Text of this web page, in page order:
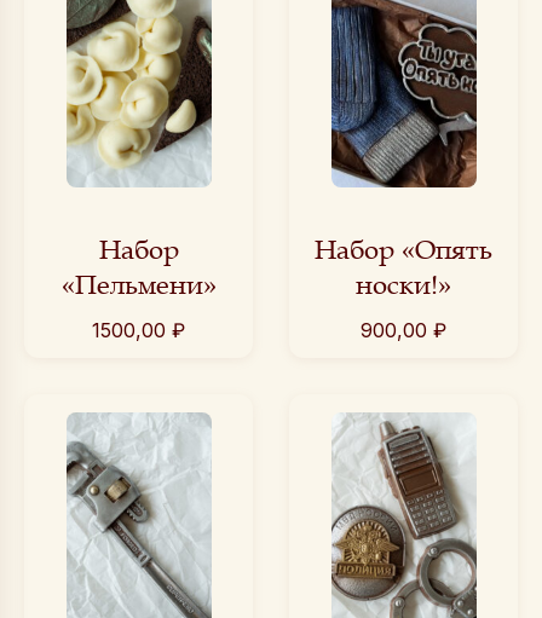
Набор
«Пельмени»
1500,00 ₽
Набор «Опять
носки!»
900,00 ₽